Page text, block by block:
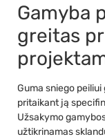
Gamyba
greitas
Guma sniego
pritaikant ją
Užsakymo
užtikrinamas